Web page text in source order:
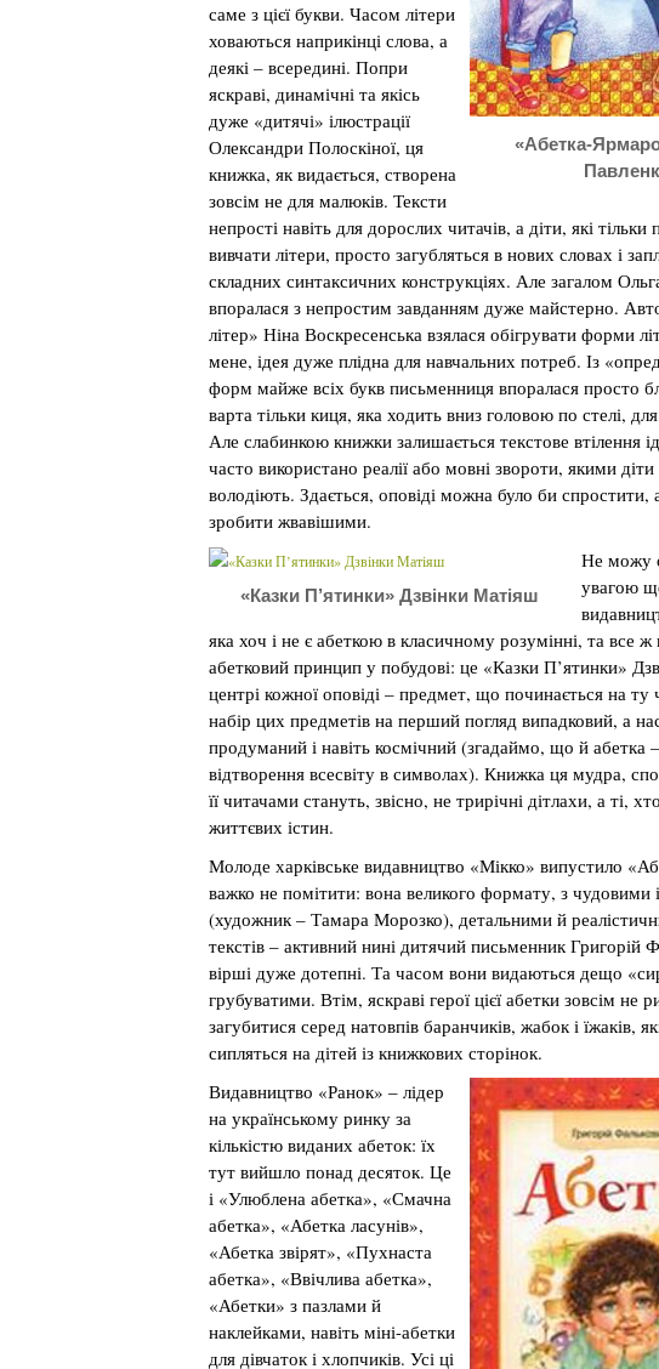
«Абетка-
саме з цієї букви. Часом літери
ховаються наприкінці слова, а
деякі – всередині. Попри
яскраві, динамічні та якісь
дуже «дитячі» ілюстрації
Олександри Полоскіної, ця
книжка, як видається, створена
зовсім не для малюків. Тексти
непрості навіть для дорослих читачів, а діти, які
вивчати літери, просто загубляться в нових словах і
складних синтаксичних конструкціях. Але загалом
впоралася з непростим завданням дуже майстерно.
літер» Ніна Воскресенська взялася обігрувати форми
мене, ідея дуже плідна для навчальних потреб. Із
форм майже всіх букв письменниця впоралася просто
варта тільки киця, яка ходить вниз головою по стелі,
Але слабинкою книжки залишається текстове втілення
часто використано реалії або мовні звороти, якими діти
володіють. Здається, оповіді можна було би
зробити жвавішими.
«Казки П’ятинки» Дзвінки Матіяш
Не можу
увагою
яка хоч і не є абеткою в класичному розумінні, та все ж
абетковий принцип у побудові: це «Казки П’ятинки»
центрі кожної оповіді – предмет, що починається на ту
набір цих предметів на перший погляд випадковий, а
продуманий і навіть космічний (згадаймо, що й абетка
відтворення всесвіту в символах). Книжка ця мудра,
її читачами стануть, звісно, не трирічні дітлахи, а ті,
життєвих істин.
Молоде харківське видавництво «Мікко» випустило
важко не помітити: вона великого формату, з чудовими
(художник – Тамара Морозко), детальними й
текстів – активний нині дитячий письменник Григорій
вірші дуже дотепні. Та часом вони видаються дещо
грубуватими. Втім, яскраві герої цієї абетки зовсім не
загубитися серед натовпів баранчиків, жабок і їжаків,
сипляться на дітей із книжкових сторінок.
Видавництво «Ранок» – лідер
на українському ринку за
кількістю виданих абеток: їх
тут вийшло понад десяток. Це
і «Улюблена абетка», «Смачна
абетка», «Абетка ласунів»,
«Абетка звірят», «Пухнаста
абетка», «Ввічлива абетка»,
«Абетки» з пазлами й
наклейками, навіть міні-абетки
для дівчаток і хлопчиків. Усі ці